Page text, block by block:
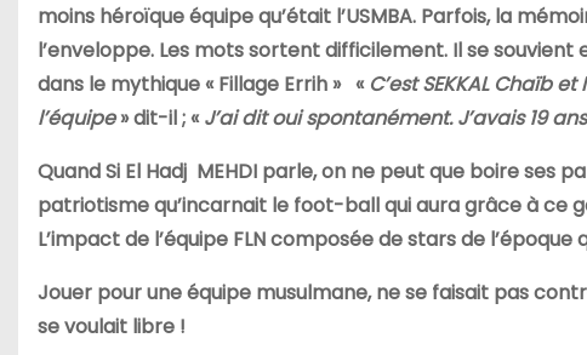
moins héroïque équipe qu’était l’USMBA. Parfois, la
l’enveloppe. Les mots sortent difficilement. Il se souvient
dans le mythique « Fillage Errih » « C’est SEKKAL Chaïb
l’équipe» dit-il ; «J’ai dit oui spontanément. J’avais 19
Quand Si El Hadj MEHDI parle, on ne peut que boire ses
patriotisme qu’incarnait le foot-ball qui aura grâce à ce
L’impact de l’équipe FLN composée de stars de
Jouer pour une équipe musulmane, ne se faisait pas
se voulait libre !